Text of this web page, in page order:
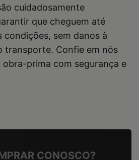
cuidadosamente
que cheguem até
condições, sem danos à
transporte. Confie em nós
obra-prima com segurança e
CONOSCO?